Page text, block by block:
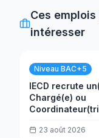
Ces
intéresser
Niveau BAC+5
IECD recrute
Chargé(e) ou
Partenariats
23 août 2026